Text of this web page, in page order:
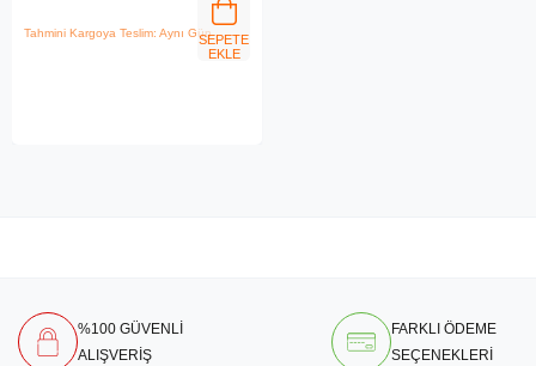
Tahmini Kargoya Teslim: Aynı GünSEPETE
EKLE
%100 GÜVENLİ
ALIŞVERİŞ
FARKLI ÖDEME
SEÇENEKLERİ